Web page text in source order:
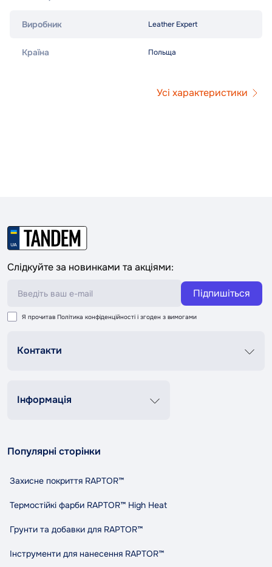
Виробник Leather Expert
Країна Польща
Усі характеристики
Слідкуйте за новинками та акціями:
Підпишіться
Я прочитав Політика конфіденційності і згоден з вимогами
Контакти
Сб-Нд 9:00-18:00
contact@tandemshop.ua
Інформація
Доставка та оплата
Політика конфіденційності
Правила та умови користування
Індикативний розхід RAPTOR
Виробники
Популярні сторінки
Захисне покриття RAPTOR™
Термостійкі фарби RAPTOR™ High Heat
Грунти та добавки для RAPTOR™
Інструменти для нанесення RAPTOR™